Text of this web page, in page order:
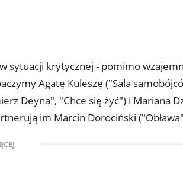
sytuacji krytycznej - pomimo
Agatę Kuleszę ("Sala
Deyna", "Chce się żyć") i Mariana
im Marcin Dorociński
silna i dominująca. Pomimo sławy i